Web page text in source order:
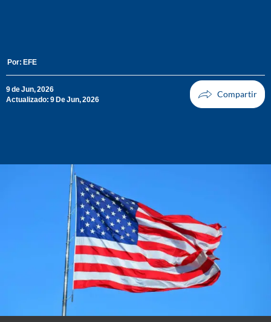
Por: EFE
9 de Jun, 2026
Actualizado: 9 De Jun, 2026